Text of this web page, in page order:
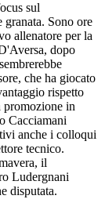
sul
granata. Sono ore
allenatore per la
dopo
che ha giocato
rispetto
promozione in
Cacciamani
anche i colloqui
tecnico.
il
Ludergnani
disputata.